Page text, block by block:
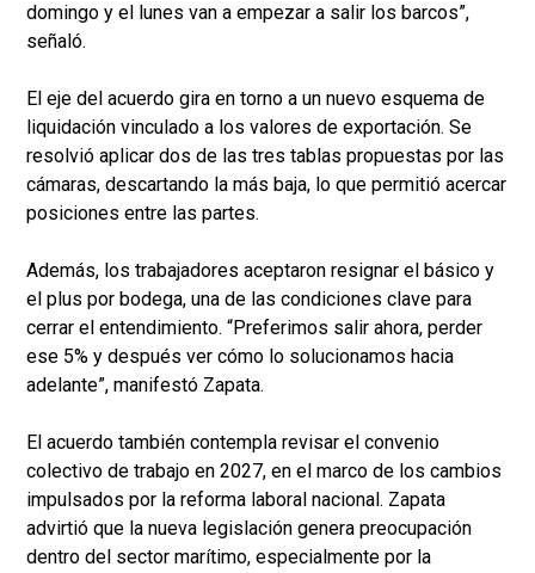
domingo y el lunes van a empezar a salir los barcos”,
señaló.
El eje del acuerdo gira en torno a un nuevo esquema de
liquidación vinculado a los valores de exportación. Se
resolvió aplicar dos de las tres tablas propuestas por las
cámaras, descartando la más baja, lo que permitió acercar
posiciones entre las partes.
Además, los trabajadores aceptaron resignar el básico y
el plus por bodega, una de las condiciones clave para
cerrar el entendimiento. “Preferimos salir ahora, perder
ese 5% y después ver cómo lo solucionamos hacia
adelante”, manifestó Zapata.
El acuerdo también contempla revisar el convenio
colectivo de trabajo en 2027, en el marco de los cambios
impulsados por la reforma laboral nacional. Zapata
advirtió que la nueva legislación genera preocupación
dentro del sector marítimo, especialmente por la